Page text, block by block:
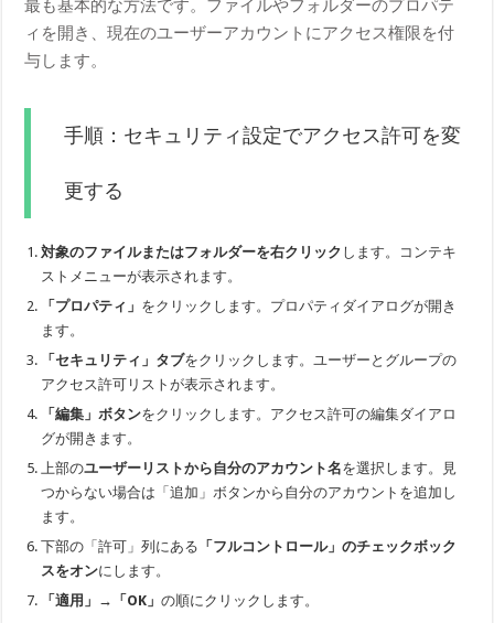
最も基本的な方法です。ファイルやフォルダーのプロパテ
ィを開き、現在のユーザーアカウントにアクセス権限を付
与します。
手順：セキュリティ設定でアクセス許可を変
更する
対象のファイルまたはフォルダーを右クリック します。コンテキ
ストメニューが表示されます。
「プロパティ」 をクリックします。プロパティダイアログが開き
ます。
「セキュリティ」タブをクリックします。ユーザーとグループの
アクセス許可リストが表示されます。
「編集」ボタンをクリックします。アクセス許可の編集ダイアロ
グが開きます。
上部のユーザーリストから自分のアカウント名を選択します。見
つからない場合は「追加」ボタンから自分のアカウントを追加し
ます。
下部の「許可」列にある 「フルコントロール」のチェックボック
スをオンにします。
「適用」→「OK」の順にクリックします。